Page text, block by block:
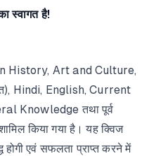
स्वागत है!
History, Art and Culture,
Hindi, English, Current
Knowledge तथा पूर्व
किया गया है। यह क्विज
होगी एवं सफलता प्राप्त करने में